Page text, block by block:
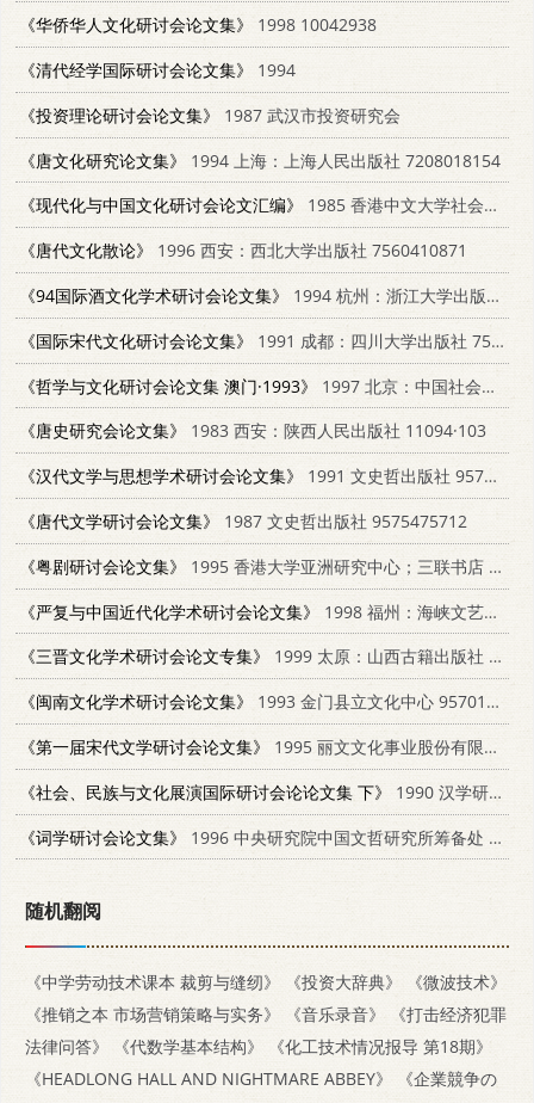
《华侨华人文化研讨会论文集》
1998 10042938
《清代经学国际研讨会论文集》
1994
《投资理论研讨会论文集》
1987 武汉市投资研究会
《唐文化研究论文集》
1994 上海：上海人民出版社 7208018154
《现代化与中国文化研讨会论文汇编》
1985 香港中文大学社会科学院暨社会研究所
《唐代文化散论》
1996 西安：西北大学出版社 7560410871
《94国际酒文化学术研讨会论文集》
1994 杭州：浙江大学出版社 7308015637
《国际宋代文化研讨会论文集》
1991 成都：四川大学出版社 7561404395
《哲学与文化研讨会论文集 澳门·1993》
1997 北京：中国社会科学出版社 750042048X
《唐史研究会论文集》
1983 西安：陕西人民出版社 11094·103
《汉代文学与思想学术研讨会论文集》
1991 文史哲出版社 9575470761
《唐代文学研讨会论文集》
1987 文史哲出版社 9575475712
《粤剧研讨会论文集》
1995 香港大学亚洲研究中心；三联书店 9620412222
《严复与中国近代化学术研讨会论文集》
1998 福州：海峡文艺出版社 7806401385
《三晋文化学术研讨会论文专集》
1999 太原：山西古籍出版社 7805982996
《闽南文化学术研讨会论文集》
1993 金门县立文化中心 9570168064
《第一届宋代文学研讨会论文集》
1995 丽文文化事业股份有限公司 9577480802
《社会、民族与文化展演国际研讨会论论文集 下》
1990 汉学研究中心 9576783186
《词学研讨会论文集》
1996 中央研究院中国文哲研究所筹备处 9576712521
随机翻阅
《中学劳动技术课本 裁剪与缝纫》 《投资大辞典》
《微波技术》
《推销之本 市场营销策略与实务》
《音乐录音》
《打击经济犯罪
法律问答》
《代数学基本结构》
《化工技术情况报导 第18期》
《HEADLONG HALL AND NIGHTMARE ABBEY》
《企業競争の